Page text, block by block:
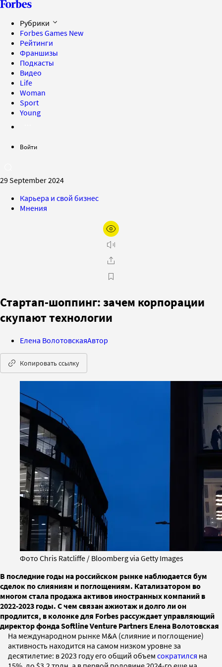
Рубрики
Forbes Games New
Рейтинги
Франшизы
Подкасты
Видео
Life
Woman
Sport
Young
Войти
29 September 2024
Карьера и свой бизнес
Мнения
Стартап-шоппинг: зачем корпорации
скупают технологии
Елена ВолотовскаяАвтор
Копировать ссылку
Фото Chris Ratcliffe / Bloomberg via Getty Images
В последние годы на российском рынке наблюдается бум
сделок по слияниям и поглощениям. Катализатором во
многом стала продажа активов иностранных компаний в
2022-2023 годы. С чем связан ажиотаж и долго ли он
продлится, в колонке для Forbes рассуждает управляющий
директор фонда Softline Venture Partners Елена Волотовская
На международном рынке M&A (слияние и поглощение)
активность находится на самом низком уровне за
десятилетие: в 2023 году его общий объем сократился на